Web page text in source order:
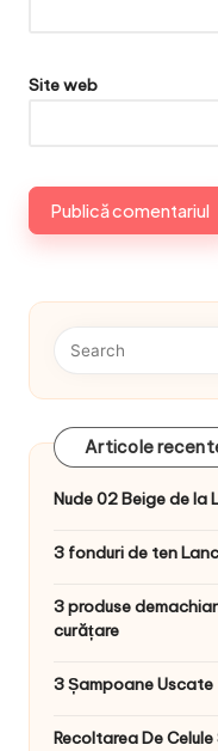
Site web
Articole
Nude 02 Beige de la
3 fonduri de ten
3 produse
curățare
3 Șampoane
Recoltarea De Celule